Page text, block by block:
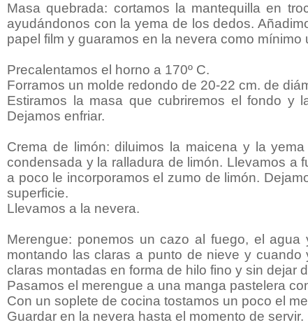
Masa quebrada: cortamos la mantequilla en
ayudándonos con la yema de los dedos.
papel film y guaramos en la nevera como mínimo
Precalentamos el horno a 170º C.
Forramos un molde redondo de 20-22 cm. de
Estiramos la masa que cubriremos el fondo y
Dejamos enfriar.
Crema de limón: diluimos la maicena y la
condensada y la ralladura de limón. Llevamos a
a poco le incorporamos el zumo de limón.
superficie.
Llevamos a la nevera.
Merengue: ponemos un cazo al fuego, el
montando las claras a punto de nieve y
claras montadas en forma de hilo fino y sin dejar
Pasamos el merengue a una manga pastelera
Con un soplete de cocina tostamos un poco el
Guardar en la nevera hasta el momento de servir.